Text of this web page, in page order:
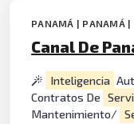
PANAMÁ | PANAMÁ |
Canal De
Inteligencia
Contratos De
Mantenimiento/